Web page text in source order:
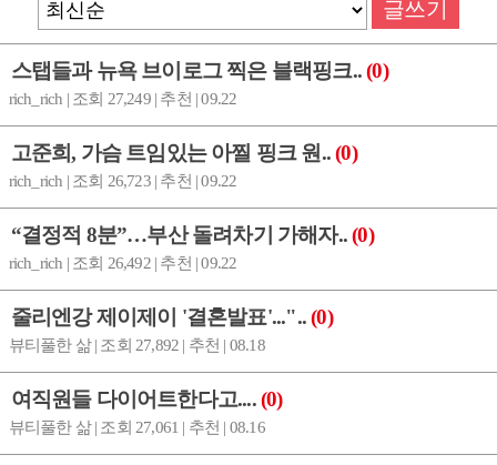
글쓰기
스탭들과 뉴욕 브이로그 찍은 블랙핑크..(0)
rich_rich | 조회 27,249 | 추천 | 09.22
고준희, 가슴 트임있는 아찔 핑크 원..(0)
rich_rich | 조회 26,723 | 추천 | 09.22
“결정적 8분”…부산 돌려차기 가해자..(0)
rich_rich | 조회 26,492 | 추천 | 09.22
줄리엔강 제이제이 '결혼발표'..."..(0)
뷰티풀한 삶 | 조회 27,892 | 추천 | 08.18
여직원들 다이어트한다고....(0)
뷰티풀한 삶 | 조회 27,061 | 추천 | 08.16